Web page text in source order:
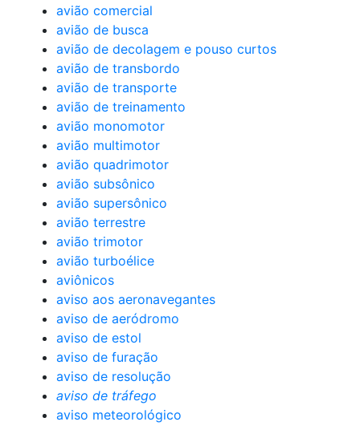
avião comercial
avião de busca
avião de decolagem e pouso curtos
avião de transbordo
avião de transporte
avião de treinamento
avião monomotor
avião multimotor
avião quadrimotor
avião subsônico
avião supersônico
avião terrestre
avião trimotor
avião turboélice
aviônicos
aviso aos aeronavegantes
aviso de aeródromo
aviso de estol
aviso de furação
aviso de resolução
aviso de tráfego
aviso meteorológico